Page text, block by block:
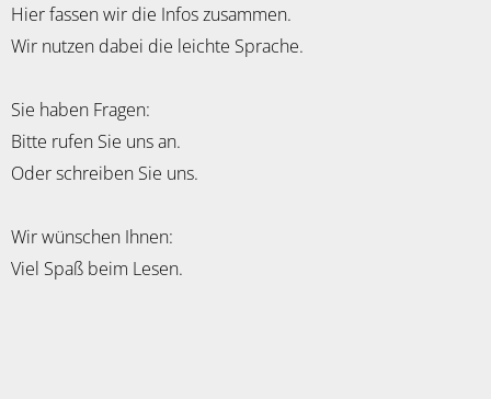
Hier fassen wir die Infos zusammen.
Wir nutzen dabei die leichte Sprache.
Sie haben Fragen:
Bitte rufen Sie uns an.
Oder schreiben Sie uns.
Wir wünschen Ihnen:
Viel Spaß beim Lesen.